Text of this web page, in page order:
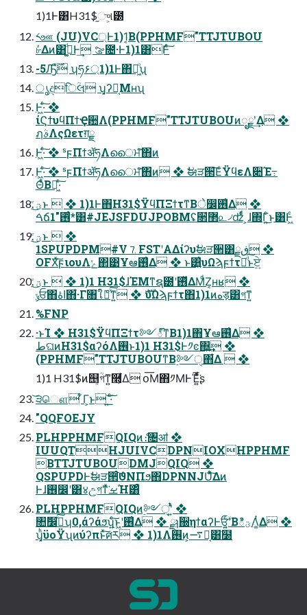
1)1Ͱ͸H31$֦ு͕୲౰
༨ஊ (JU)VC্Ͱ1)1͔Β(PPHMF"TTJTUBOU
৮ͬͯΔͷ͸ࢲ͚ͩͰ͢ ࡢ೔·Ͱ1)1͸݅Ͱͨ͠
-5Ԡื࣌ ʮཧ۶্1)1Ͱ΋ಈ͖ͦ͏ʯ
ൃදिؒલ ʮ͏͓ʔಈ͔Μʜʯ
Ͱ͖·ͨ͠ ❖
ίϚϯυϥΠϯҾ਺Λ(PPHMF"TTJTUBOUͷೖྗʹ͢Δ ❖
ฦࣄΛςΩετग़ྗ
Ͱ͖·ͨ͠ ❖ ˢϝΠϯॲཧΛൈਮͨ͠΋ͷ
Ͱ͖·ͨ͠ ❖ ˢϝΠϯॲཧΛൈਮͨ͠΋ͷ ❖ ࣗಈੜ੒͞ΕͨΫϥεΛ૊Έ߹
ΘͤͨΒಈ͖·ͨ͠
ؾ͍ͮͨ͜ͱ  ❖ 1)1Ͱ΋H31$ΫϥΠΞϯτͳΒे෼࢖͑Δ ❖
ࠓճ࢖ͬͨ"1*͸#JEJSFDUJPOBMʢ૒ํ޲௨৴ʣͩͬͨ ͕ɺ΍Γ͍ͨ͜ͱ͸Ͱ͖ͨ
ؾ͍ͮͨ͜ͱ  ❖
1SPUPDPM#V⒎FSTʹΑΔίʔυࣗಈੜ੒͸ڧྗ ❖
OFXͯ͠ϝιουΛݺ΂͹Ұఆ࢖͑Δ ❖ ͱ͸͍͑υΩϡϝϯτແͩ͠ͱਏ͍
ؾ͍ͮͨ͜ͱ  ❖ 1)1 H31$ɺΈΜͳຊ౰ʹ࢖ͬͯΔΜͩΖ͏͔ʜʁ ❖
ݸਓ΋اۀ΋͋·Γ৘ใެ։ͯ͠ͳ͍ ❖ ެࣜυΩϡϝϯτ΋1)1ͷهड़͸গͳ͍
%FNP
·ͱΊ ❖ H31$ΫϥΠΞϯτ༻్ͳΒ1)1΋Ұఆ࢖͑Δ ❖
طଘͷH31$αʔόΛ࢖͏ͱ1)1 H31$Ͱ༡ͼ΍͍͢ ❖
(PPHMF"TTJTUBOUͳΒ࣮༻ੑ΋͋Δ  ❖
1)1 H31$ͷ஥͕ؒগͳ͍ٙ࿭͕͋Δ ‎օ͞Μ΋༡ΜͰΈ͍ͯͩ͘͞ʂ
͝੩ௌ ͋Γ͕ͱ͏ ͍͟͝·ͨ͠
"QQFOEJY
PLHPPHMFQIQͷެ։৔ॴ ❖
IUUQTHJUIVCDPNIOXHPPHMF
BTTJTUBOUDMJQIQ ❖
QSPUPDͰࣗಈੜ੒ͨ͠ϑΝΠϧ΋DPNNJUͯ͋͠Δͷ
Ͱɺ࢖͏෼ʹ͸४උ͕গͳͯ͘ࡁΉ͸ͣ
PLHPPHMFQIQͷ࣮༻ੑʹ͍ͭͯ ❖
৚݅෼ذͯ͠ʮ0,άʔάϧʯ͍ͨ͠ͱ͖ʹ࢖͑Δ ❖ ྫɿۙ઀ηϯαʔͰਓ͕ۙ͘ʹ͍ͨΒిؾΛ͚ͭΔ ❖
ʮ͓͏ͪϋοΫʯͷύʔπͱͯ͠ศར ❖ 1)1Λ࢖͏ͷ͕࠷ద͔͸ٙ໰